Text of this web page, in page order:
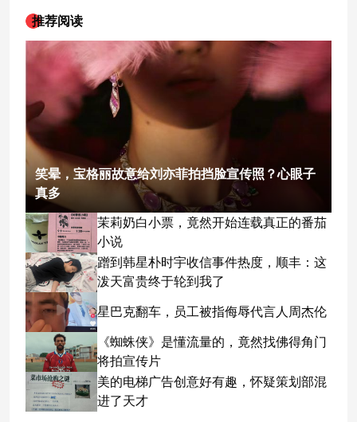
推荐阅读
笑晕，宝格丽故意给刘亦菲拍挡脸宣传照？心眼子
真多
茉莉奶白小票，竟然开始连载真正的番茄
小说
蹭到韩星朴时宇收信事件热度，顺丰：这
泼天富贵终于轮到我了
星巴克翻车，员工被指侮辱代言人周杰伦
《蜘蛛侠》是懂流量的，竟然找佛得角门
将拍宣传片
美的电梯广告创意好有趣，怀疑策划部混
进了天才